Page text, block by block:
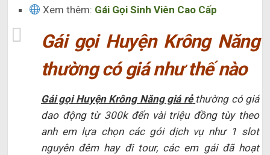
Xem thêm: Gái Gọi Sinh Viên Cao Cấp
Gái gọi Huyện Krông Năng
thường có giá như thế nào
Gái gọi Huyện Krông Năng giá rẻ thường có giá
dao động từ 300k đến vài triệu đồng tùy theo
anh em lựa chọn các gói dịch vụ như 1 slot
nguyên đêm hay đi tour, các em gái đã hoạt